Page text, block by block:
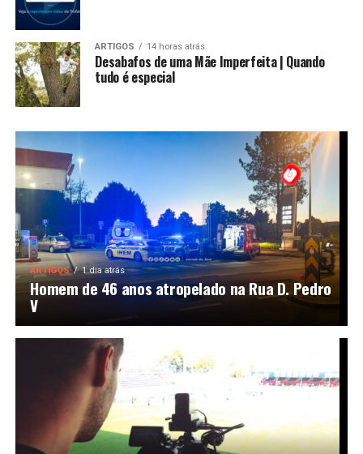
ARTIGOS 14 horas atrás
Desabafos de uma Mãe Imperfeita | Quando
tudo é especial
ARTIGOS 1 dia atrás
Homem de 46 anos atropelado na Rua D. Pedro
V